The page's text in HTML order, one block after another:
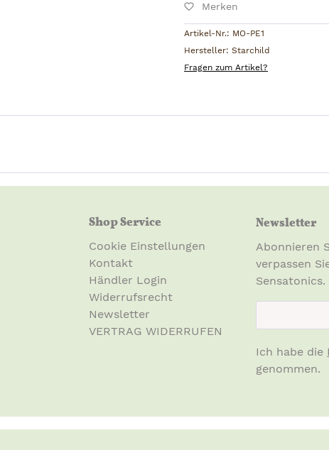
Sunflower (Helianthus
Avocado (Persea
Bergamot (Citrus
Chamomile Roman
Tocopherol,
Geraniol(natürliche
Produktsicherheit:
Nur zur äußerlichen
Schleimhäute oder auf
Reizung auftritt, die
12 Monate
Star Child 7 High St,
Merken
Artikel-Nr.: MO-PE1
Hersteller: Starchild
Fragen zum Artikel?
Shop Service
Cookie Einstellungen
Kontakt
Händler Login
Widerrufsrecht
Newsletter
VERTRAG WIDERRUFEN
Newsletter
Abonnieren
verpassen
Sensatonics.
Ich habe die
genommen.